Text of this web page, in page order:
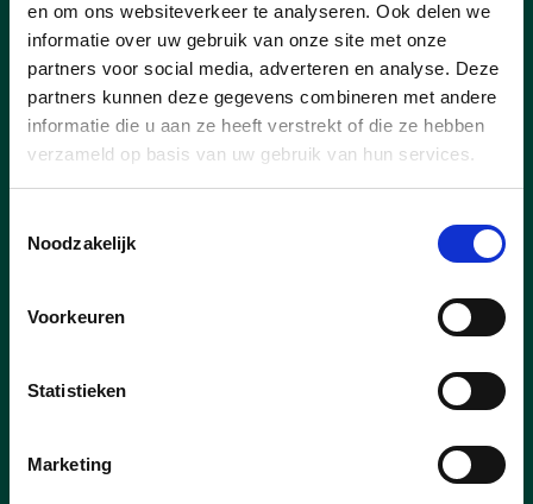
en om ons websiteverkeer te analyseren. Ook delen we
informatie over uw gebruik van onze site met onze
partners voor social media, adverteren en analyse. Deze
partners kunnen deze gegevens combineren met andere
informatie die u aan ze heeft verstrekt of die ze hebben
verzameld op basis van uw gebruik van hun services.
Noodzakelijk
Voorkeuren
Statistieken
Marketing
Fietsveiligheid Achterdreef
25/06/25
Met de CD&V – fractie hebben we reeds
VEILIGOPWEGINLAARNE